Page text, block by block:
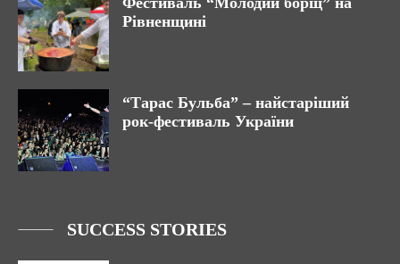
Рівненщині
“Тарас Бульба” – найстаріший
рок-фестиваль України
SUCCESS STORIES